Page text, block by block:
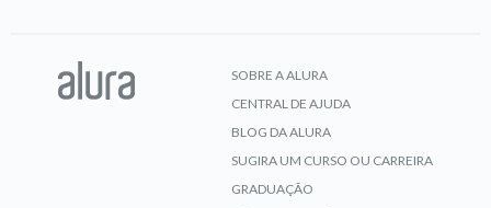
SOBRE A ALURA
CENTRAL DE AJUDA
BLOG DA ALURA
SUGIRA UM CURSO OU CARREIRA
GRADUAÇÃO